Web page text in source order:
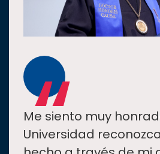
“
Me siento muy
Universidad